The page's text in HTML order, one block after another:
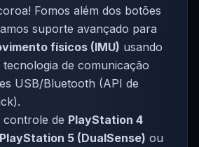
Fomos além dos botões
suporte avançado para
físicos (IMU) usando
de comunicação
USB/Bluetooth (API de
controle de PlayStation 4
PlayStation 5 (DualSense) ou